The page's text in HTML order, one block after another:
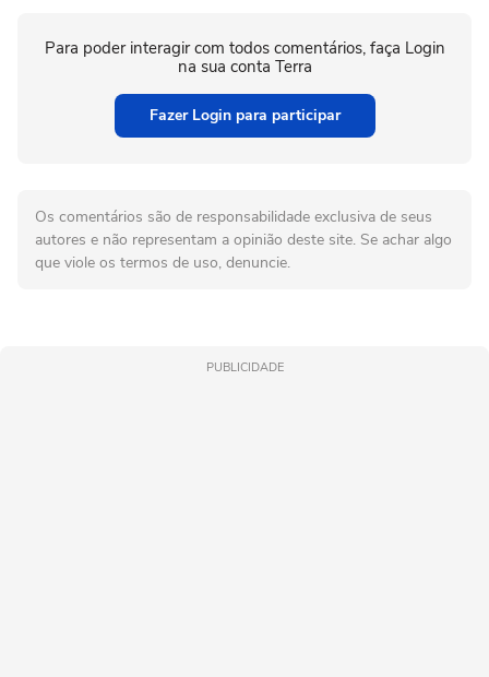
Para poder interagir com todos comentários, faça Login
na sua conta Terra
Fazer Login para participar
Os comentários são de responsabilidade exclusiva de seus
autores e não representam a opinião deste site. Se achar algo
que viole os termos de uso, denuncie.
PUBLICIDADE